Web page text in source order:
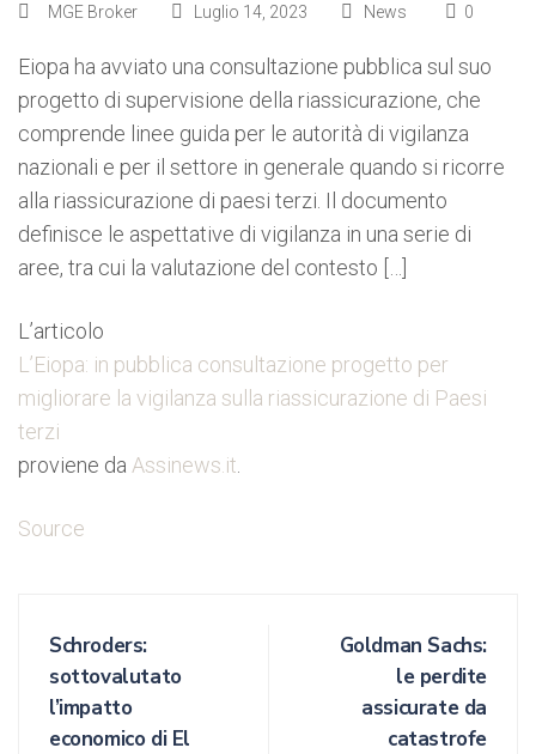
MGE Broker Luglio 14, 2023 News 0
Eiopa ha avviato una consultazione pubblica sul suo
progetto di supervisione della riassicurazione, che
comprende linee guida per le autorità di vigilanza
nazionali e per il settore in generale quando si ricorre
alla riassicurazione di paesi terzi. Il documento
definisce le aspettative di vigilanza in una serie di
aree, tra cui la valutazione del contesto […]
L’articolo
L’Eiopa: in pubblica consultazione progetto per
migliorare la vigilanza sulla riassicurazione di Paesi
terzi
proviene da Assinews.it
Source
Schroders:
sottovalutato
l’impatto
economico di El
Goldman Sachs:
le perdite
assicurate da
catastrofe